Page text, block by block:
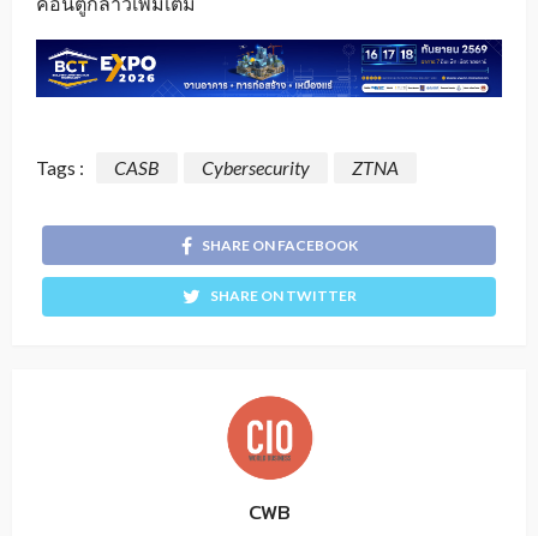
Tags : CASB Cybersecurity ZTNA
SHARE ON FACEBOOK
SHARE ON TWITTER
CWB